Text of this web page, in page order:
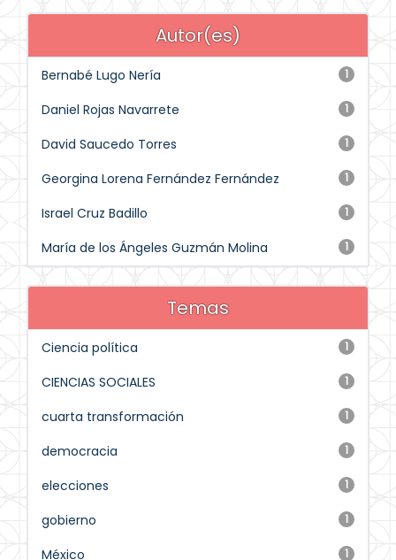
Autor(es)
1
Bernabé Lugo Nería
1
Daniel Rojas Navarrete
1
David Saucedo Torres
1
Georgina Lorena Fernández Fernández
1
Israel Cruz Badillo
1
María de los Ángeles Guzmán Molina
Temas
1
Ciencia política
1
CIENCIAS SOCIALES
1
cuarta transformación
1
democracia
1
elecciones
1
gobierno
1
México